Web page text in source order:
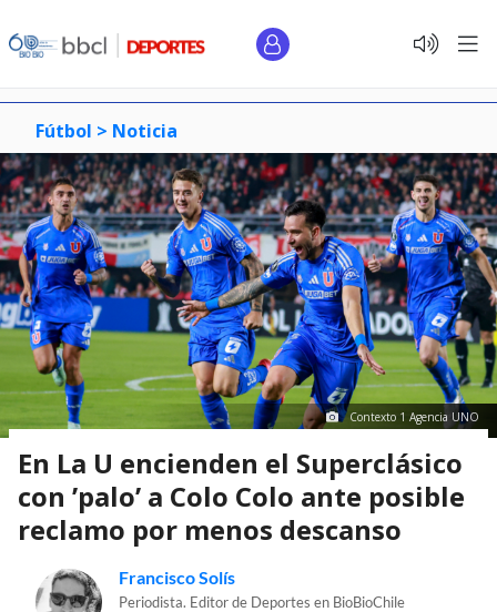
Fútbol > Noticia
Contexto 1 Agencia UNO
En La U encienden el Superclásico
con ’palo’ a Colo Colo ante posible
reclamo por menos descanso
Francisco Solís
Periodista. Editor de Deportes en BioBioChile